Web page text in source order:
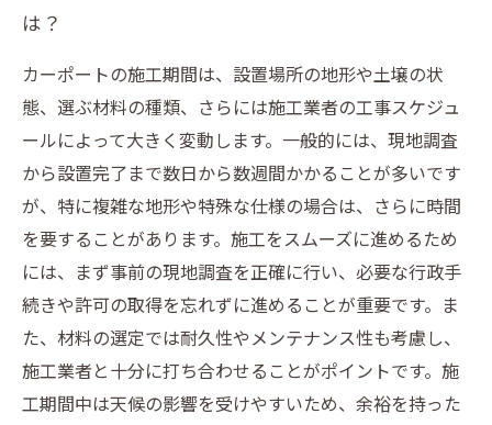
は？
カーポートの施工期間は、設置場所の地形や土壌の状
態、選ぶ材料の種類、さらには施工業者の工事スケジュ
ールによって大きく変動します。一般的には、現地調査
から設置完了まで数日から数週間かかることが多いです
が、特に複雑な地形や特殊な仕様の場合は、さらに時間
を要することがあります。施工をスムーズに進めるため
には、まず事前の現地調査を正確に行い、必要な行政手
続きや許可の取得を忘れずに進めることが重要です。ま
た、材料の選定では耐久性やメンテナンス性も考慮し、
施工業者と十分に打ち合わせることがポイントです。施
工期間中は天候の影響を受けやすいため、余裕を持った